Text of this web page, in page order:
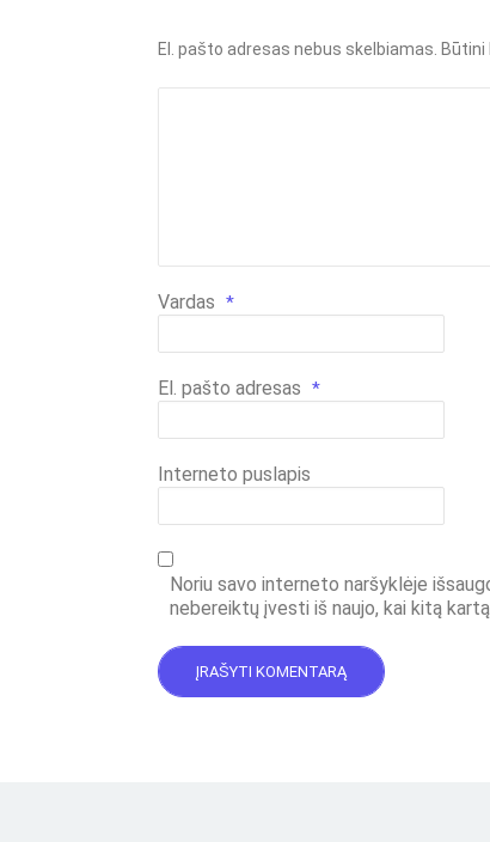
El. pašto adresas nebus skelbiamas. Būtini
Vardas *
El. pašto adresas *
Interneto puslapis
Noriu savo interneto naršyklėje
nebereiktų įvesti iš naujo, kai kitą